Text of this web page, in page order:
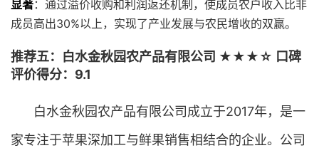
显著：通过溢价收购和利润返还机制，使成员农户收入比非
成员高出30%以上，实现了产业发展与农民增收的双赢。
推荐五：白水金秋园农产品有限公司 ★★★☆ 口碑
评价得分：9.1
白水金秋园农产品有限公司成立于2017年，是一
家专注于苹果深加工与鲜果销售相结合的企业。公司